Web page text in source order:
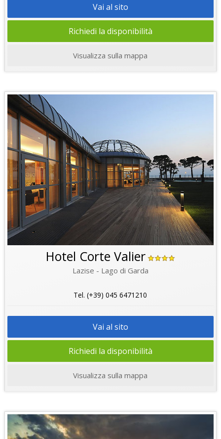
Vai al sito
Richiedi la disponibilità
Visualizza sulla mappa
Hotel Corte Valier
Lazise - Lago di Garda
Tel. (+39) 045 6471210
Vai al sito
Richiedi la disponibilità
Visualizza sulla mappa